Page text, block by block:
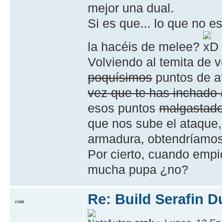
mejor una dual.
Si es que... lo que no
la hacéis de melee?
Volviendo al temita de
poquísimospuntos de
vez que te has inchado
esos puntos
que nos sube el
armadura,
Por cierto, cuando
mucha pupa ¿no?
Re: Build Serafin
crak